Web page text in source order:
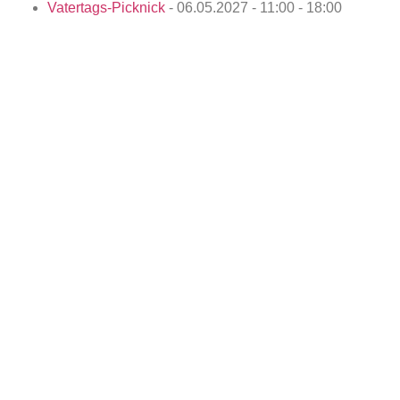
Vatertags-Picknick - 06.05.2027 - 11:00 - 18:00